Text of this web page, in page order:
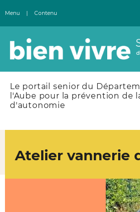
Menu | Contenu
Le portail senior du
l'Aube pour la prévention de
d'autonomie
Atelier vannerie